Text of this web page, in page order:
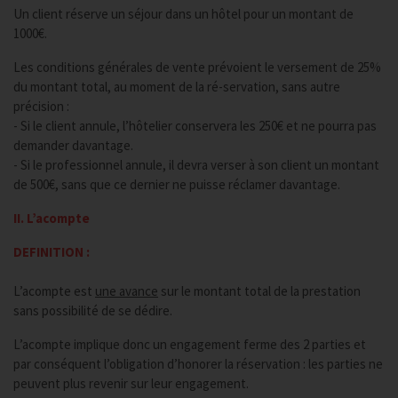
Un client réserve un séjour dans un hôtel pour un montant de
1000€.
Les conditions générales de vente prévoient le versement de 25%
du montant total, au moment de la ré-servation, sans autre
précision :
- Si le client annule, l’hôtelier conservera les 250€ et ne pourra pas
demander davantage.
- Si le professionnel annule, il devra verser à son client un montant
de 500€, sans que ce dernier ne puisse réclamer davantage.
II. L’acompte
DEFINITION :
L’acompte est une avance sur le montant total de la prestation
sans possibilité de se dédire.
L’acompte implique donc un engagement ferme des 2 parties et
par conséquent l’obligation d’honorer la réservation : les parties ne
peuvent plus revenir sur leur engagement.